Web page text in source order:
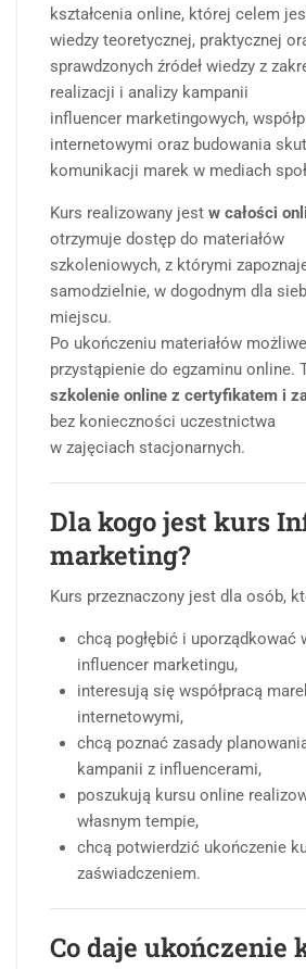
kształcenia online, której celem
wiedzy teoretycznej, praktycznej
sprawdzonych źródeł wiedzy z
realizacji i analizy kampanii
influencer marketingowych,
internetowymi oraz budowania
komunikacji marek w mediach
Kurs realizowany jest w całości
otrzymuje dostęp do materiałów
szkoleniowych, z którymi
samodzielnie, w dogodnym dla
miejscu.
Po ukończeniu materiałów
przystąpienie do egzaminu online.
szkolenie online z certyfikatem i
bez konieczności uczestnictwa
w zajęciach stacjonarnych.
Dla kogo jest kurs
marketing?
Kurs przeznaczony jest dla osób,
chcą pogłębić i uporządkować
influencer marketingu,
interesują się współpracą
internetowymi,
chcą poznać zasady
kampanii z influencerami,
poszukują kursu online
własnym tempie,
chcą potwierdzić ukończenie
zaświadczeniem.
Co daje ukończenie